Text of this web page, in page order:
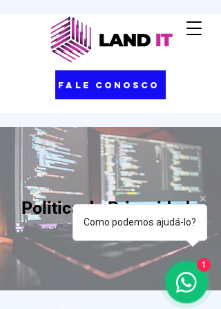
Fale Conosco
Politica de Privacidade
Como podemos ajudá-lo?
1